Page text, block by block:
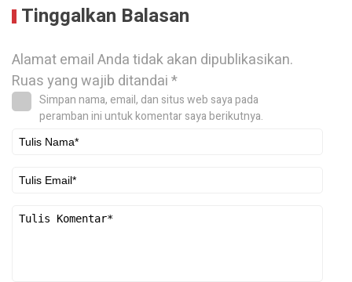
Tinggalkan Balasan
Alamat email Anda tidak akan dipublikasikan.
Ruas yang wajib ditandai*
Simpan nama, email, dan situs web saya pada
peramban ini untuk komentar saya berikutnya.